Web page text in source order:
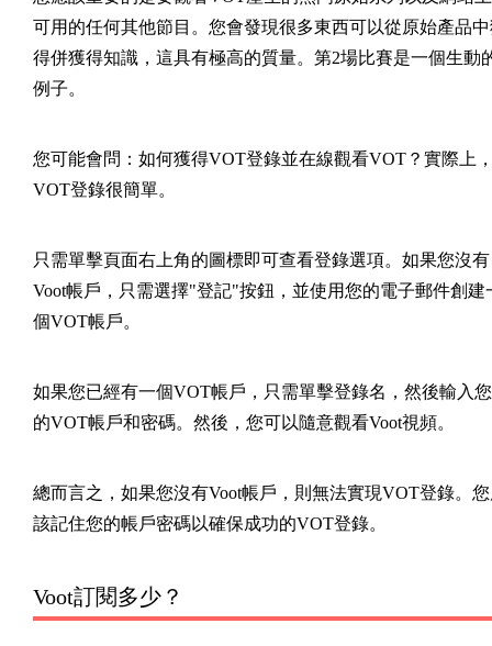
可用的任何其他節目。您會發現很多東西可以從原始產品
得併獲得知識，這具有極高的質量。第2場比賽是一個生動
例子。
您可能會問：如何獲得VOT登錄並在線觀看VOT？實際上
VOT登錄很簡單。
只需單擊頁面右上角的圖標即可查看登錄選項。如果您沒有
Voot帳戶，只需選擇"登記"按鈕，並使用您的電子郵件創建
個VOT帳戶。
如果您已經有一個VOT帳戶，只需單擊登錄名，然後輸入您
的VOT帳戶和密碼。然後，您可以隨意觀看Voot視頻。
總而言之，如果您沒有Voot帳戶，則無法實現VOT登錄。
該記住您的帳戶密碼以確保成功的VOT登錄。
Voot訂閱多少？